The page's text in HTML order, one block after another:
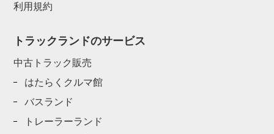
利用規約
トラックランドのサービス
中古トラック販売
はたらくクルマ館
バスランド
トレーラーランド